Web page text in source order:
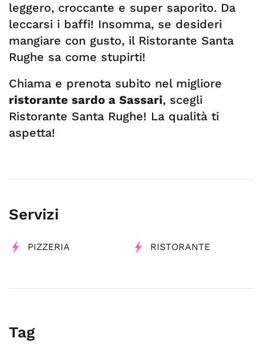
leggero, croccante e super saporito. Da
leccarsi i baffi! Insomma, se desideri
mangiare con gusto, il Ristorante Santa
Rughe sa come stupirti!
Chiama e prenota subito nel migliore
ristorante sardo a Sassari, scegli
Ristorante Santa Rughe! La qualità ti
aspetta!
Servizi
PIZZERIA RISTORANTE
Tag